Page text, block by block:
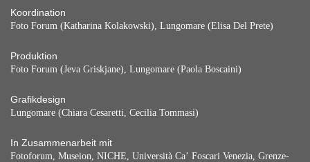
Koordination
Foto Forum (Katharina Kolakowski), Lungomare (Elisa Del Prete)
Produktion
Foto Forum (Jeva Griskjane), Lungomare (Paola Boscaini)
Grafikdesign
Lungomare (Chiara Cesaretti, Cecilia Tommasi)
In Zusammenarbeit mit
Fotoforum, Museion, NICHE, Università Ca’ Foscari Venezia, Grenze-